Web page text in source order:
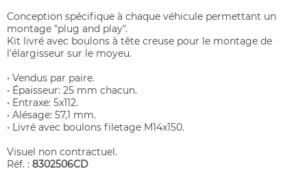
Conception spécifique à chaque véhicule permettant un
montage "plug and play".
Kit livré avec boulons à tête creuse pour le montage de
l'élargisseur sur le moyeu.
• Vendus par paire.
• Épaisseur: 25 mm chacun.
• Entraxe: 5x112.
• Alésage: 57,1 mm.
• Livré avec boulons filetage M14x150.
Visuel non contractuel.
Réf. : 8302506CD